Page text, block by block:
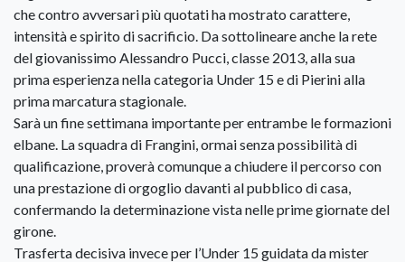
che contro avversari più quotati ha mostrato carattere,
intensità e spirito di sacrificio. Da sottolineare anche la rete
del giovanissimo Alessandro Pucci, classe 2013, alla sua
prima esperienza nella categoria Under 15 e di Pierini alla
prima marcatura stagionale.
Sarà un fine settimana importante per entrambe le formazioni
elbane. La squadra di Frangini, ormai senza possibilità di
qualificazione, proverà comunque a chiudere il percorso con
una prestazione di orgoglio davanti al pubblico di casa,
confermando la determinazione vista nelle prime giornate del
girone.
Trasferta decisiva invece per l’Under 15 guidata da mister